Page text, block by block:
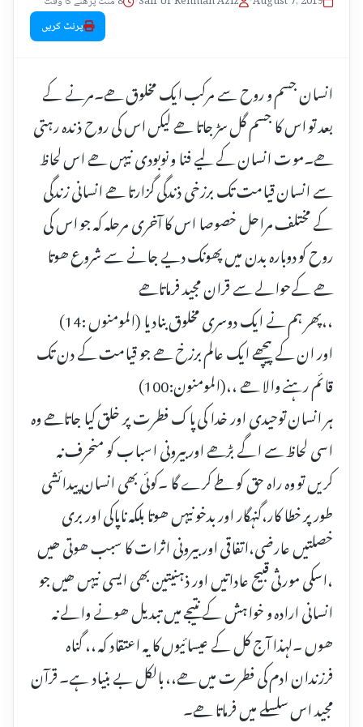
پرنٹ کریں
انسان جسم و روح سے مرکب ایک مخلوق ھے۔مرنے کے
بعد تو اس کا جسم گل سڑ جاتا ھے لیکں اس کی روح ذ ندہ رہتی
ھے۔موت انسان کے لیے فنا و نوبودی نیہں ھے اس لحاظ
سے انسان قیامت تک برزخی ذندگی گزارتا ھے انسانی زندگی
کے مختلف مراحل خصوصا اس کا آخری مرحلہ کہ جو اس کی
روح کو دوبارہ بدن میں پھونک دیے جانے سے شروع ھوتا
ھے کےحوالے سے قران مجید فرماتاھے
،،پھر ہم نے ایک دوسری مخلوق بنادیا (المومنوں :14)
اور ان کے پیچھے ایک عالم برزخ ھے جو قیامت کے دن تک
قائم رہنے والا ھے ،،(المومنون:100)
ہر انسان توحیدی اور خدا کی پاک فطرت پر خلق کیا جاتاھے وہ
اسی لحاظ سے اگے بڑھے اور بیرونی اسباب کو منحرف نہ
کریں تو وہ راہ حق کو طے کرے گا ۔کوئی بھی انسان پیدائشی
طور پر خطا کار،گنہگار اور بدخو نیہں ھوتا بلکہ ناپاکی اور بری
خصلتیں عارضی،اتفاقی اور بیرونی اثرات کا سبب ھوتی ھیں
،اسکی مورثی قبیح عاداتیں اور ذہنیتین بھی ایسی نیہں ھیں جو
انسانی ارادہ و خواہش کے نتیجے میں تبدیل ھونے والے نہ
ھوں ۔لہذا آج کل کے عیسائیوں کا یہ اعتقاد کہ ،، گناہ
فرزندان ادم کی فطرت میں ھے،، بالکل بے بنیاد ہے۔ قرآن
مجید اس سلسلے میں فرماتا ھے۔